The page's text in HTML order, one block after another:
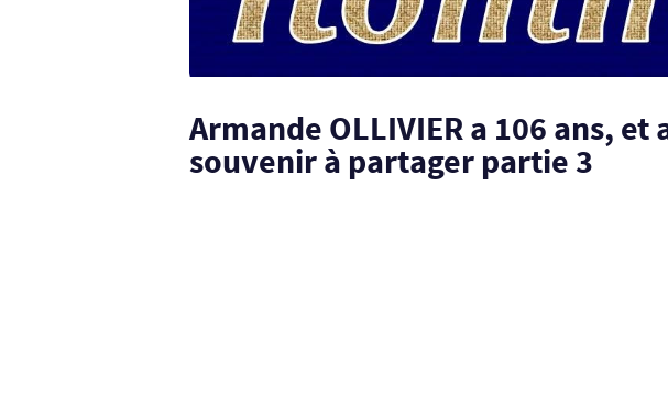
Armande OLLIVIER a 106 ans, et
souvenir à partager partie 3